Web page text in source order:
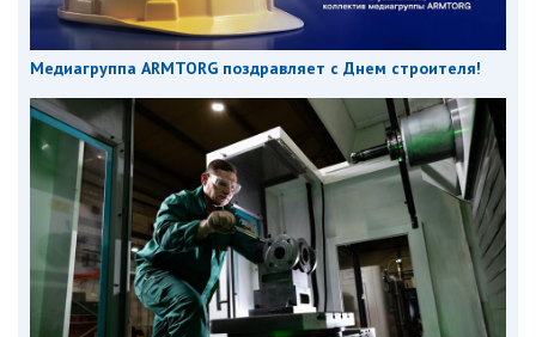
Медиагруппа ARMTORG поздравляет с Днем строителя!